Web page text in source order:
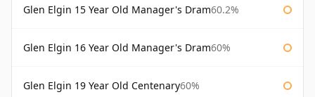
Glen Elgin 15 Year Old Manager's Dram60.2%
Glen Elgin 16 Year Old Manager's Dram60%
Glen Elgin 19 Year Old Centenary60%